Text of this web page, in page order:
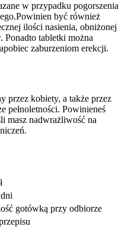
w przypadku pogorszenia
być również
ilości nasienia, obniżonej
Ponadto tabletki można
zaburzeniom erekcji.
przez kobiety, a także przez
pełnoletności. Powinieneś
masz nadwrażliwość na
gotówką przy odbiorze